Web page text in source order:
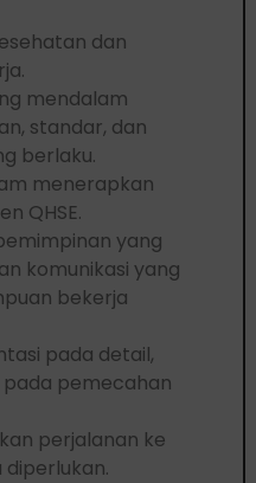
dan
mendalam
standar, dan
berlaku.
menerapkan
QHSE.
yang
komunikasi yang
bekerja
pada detail,
pemecahan
perjalanan ke
diperlukan.